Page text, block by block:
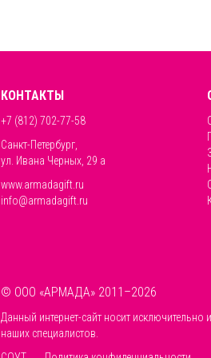
КОНТАКТЫ
+7 (812) 702-77-58
Санкт-Петербург,
ул. Ивана Черных, 29 а
www.armadagift.ru
info@armadagift.ru
© ООО «АРМАДА» 2011–2026
Данный интернет-сайт носит
наших специалистов.